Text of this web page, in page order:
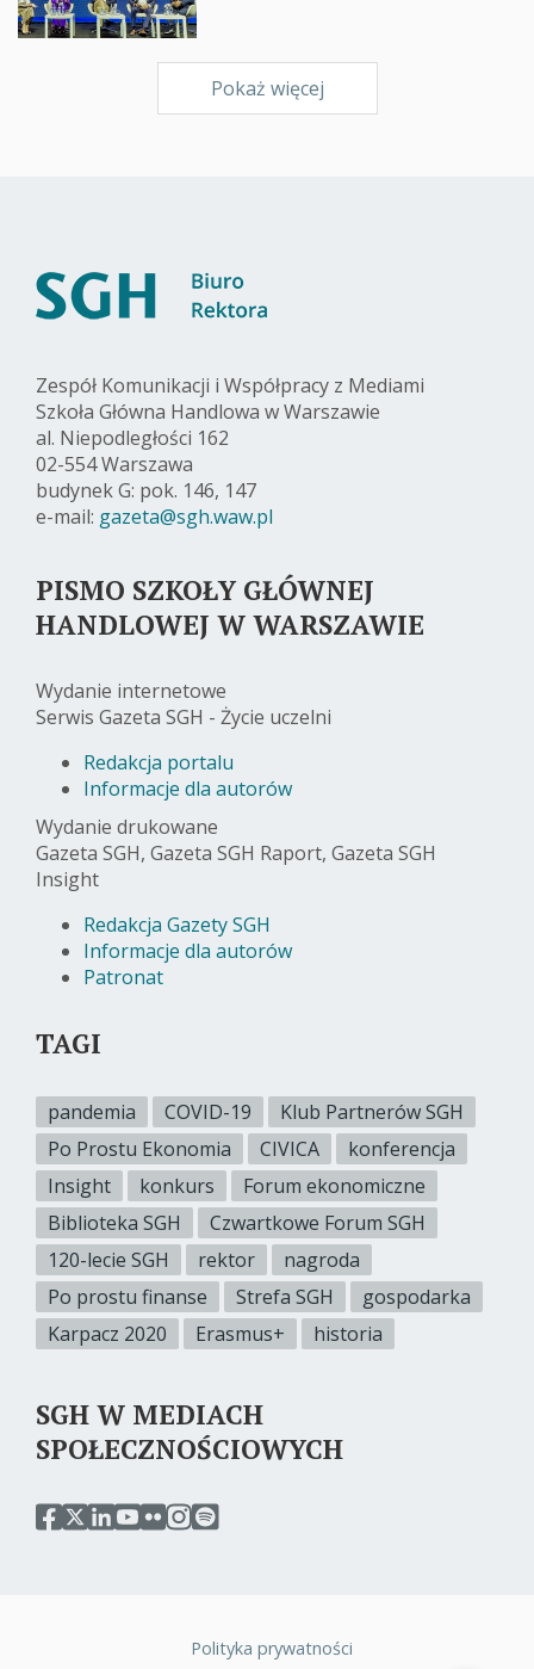
Pokaż więcej
Zespół Komunikacji i Współpracy z Mediami
Szkoła Główna Handlowa w Warszawie
al. Niepodległości 162
02-554 Warszawa
budynek G: pok. 146, 147
e-mail: gazeta@sgh.waw.pl
PISMO SZKOŁY GŁÓWNEJ
HANDLOWEJ W WARSZAWIE
Wydanie internetowe
Serwis Gazeta SGH - Życie uczelni
Redakcja portalu
Informacje dla autorów
Wydanie drukowane
Gazeta SGH, Gazeta SGH Raport, Gazeta SGH
Insight
Redakcja Gazety SGH
Informacje dla autorów
Patronat
TAGI
pandemia COVID-19
Klub Partnerów SGH
Po Prostu Ekonomia
CIVICA
konferencja
Insight
konkurs
Forum ekonomiczne
Biblioteka SGH
Czwartkowe Forum SGH
120-lecie SGH
rektor
nagroda
Po prostu finanse
Strefa SGH
gospodarka
Karpacz 2020
Erasmus+ historia
SGH W MEDIACH
SPOŁECZNOŚCIOWYCH
przejdź
przejdź
przejdź
przejdź
przejdź
przejdźprzejdź
Polityka prywatności